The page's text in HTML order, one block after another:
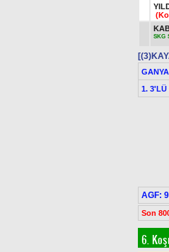
SKG
1. 3'LÜ
AGF:
Son
6.